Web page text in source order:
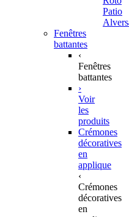
Patio
Fenêtres
battantes
‹
Fenêtres
battantes
›
Voir
les
produits
Crémones
décoratives
en
applique
‹
Crémones
décoratives
en